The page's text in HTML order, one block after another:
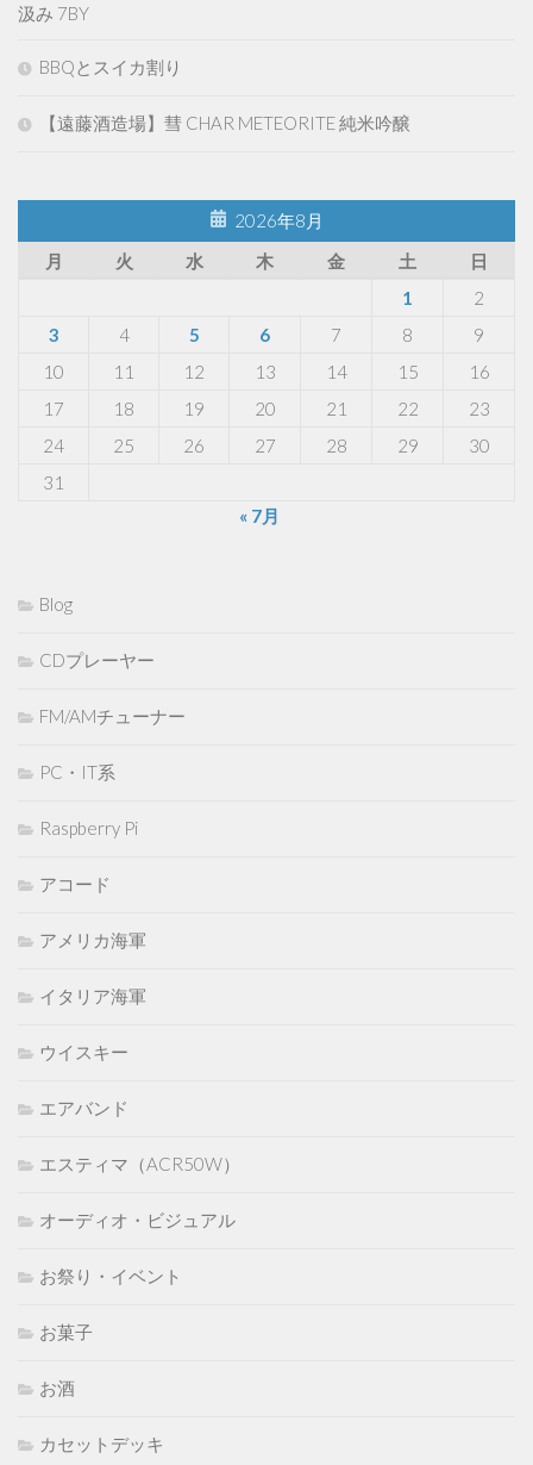
汲み 7BY
BBQとスイカ割り
【遠藤酒造場】彗 CHAR METEORITE 純米吟醸
2026年8月
月
火 水 木 金 土
日
1
2
3
4 5 6 7 8
9
10
11 12 13 14 15
16
17
18 19 20 21 22
23
24
25 26 27 28 29
30
31
« 7月
Blog
CDプレーヤー
FM/AMチューナー
PC・IT系
Raspberry Pi
アコード
アメリカ海軍
イタリア海軍
ウイスキー
エアバンド
エスティマ（ACR50W）
オーディオ・ビジュアル
お祭り・イベント
お菓子
お酒
カセットデッキ